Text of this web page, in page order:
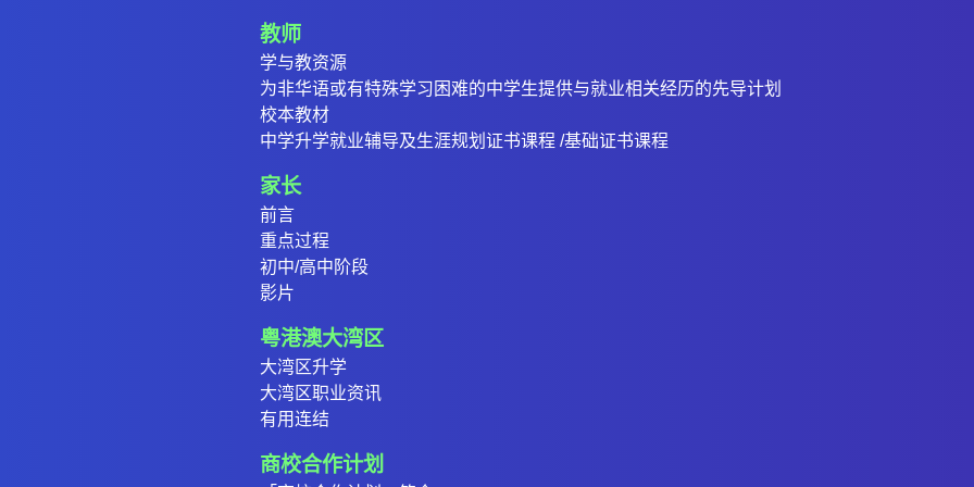
教师
学与教资源
为非华语或有特殊学习困难的中学生提供与就业相关经历的先导计划
校本教材
中学升学就业辅导及生涯规划证书课程 /基础证书课程
家长
前言
重点过程
初中/高中阶段
影片
粤港澳大湾区
大湾区升学
大湾区职业资讯
有用连结
商校合作计划